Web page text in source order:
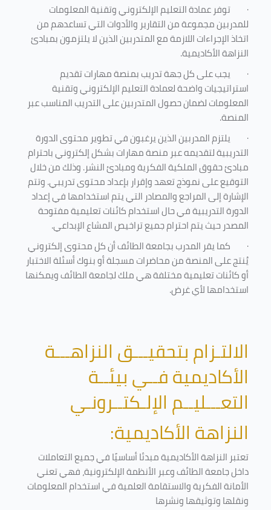
· توفر عمادة التعليم الإلكتروني وتقنية المعلومات
للمدربين مجموعة من التقارير والأدوات التي تساعدهم من
اتخاذ الإجراءات اللازمة مع المتدربين الذين لا يلتزمون بمبادئ
النزاهة الأكاديمية.
· يجب على كل جهة تدريب بمنصة مهارات تقديم
استراتيجيات واضحة لعمادة التعليم الإلكتروني وتقنية
المعلومات لضمان حصول المتدربين على التدريب المناسب عبر
المنصة.
· يلتزم المدربين الذين يرغبون في تطوير محتوى الدورة
التدريبية لتقديمه عبر منصة مهارات بشكل إلكتروني باحترام
مبادئ حقوق الملكية الفكرية ومبادئ النشر. وذلك من خلال
التوقيع على نموذج تعهد وإقرار بإعداد محتوى تدريبي. وتتم
الإشارة إلى المراجع والمصادر التي يتم استخدامها في إعداد
الدورة التدريبية في حال استخدام كائنات تعليمية مفتوحة
المصدر حيث يتم احترام جميع تراخيص المشاع الإبداعي.
· كما يقر المدرب بجامعة الطائف أن كل محتوى إلكتروني
يُنتج على المنصة من محاضرات مسجلة أو بنوك أسئلة الاختبار
أو كائنات تعليمية مختلفة هي ملك لجامعة الطائف ويمكنها
استخدامها لأي غرض.
الالتـزام بتحقيـــق النزاهـــة
الأكاديمية فــي بيئــة
التعـــليــم الإلـكتــرونـي
النزاهة الأكاديمية:
تعتبر النزاهة الأكاديمية مبدئا أساسيًا في جميع التعاملات
داخل جامعة الطائف وعبر الأنظمة الإلكترونية، فهي تعني
الأمانة الفكرية والاستقامة العلمية في استخدام المعلومات
ونقلها وتوثيقها ونشرها